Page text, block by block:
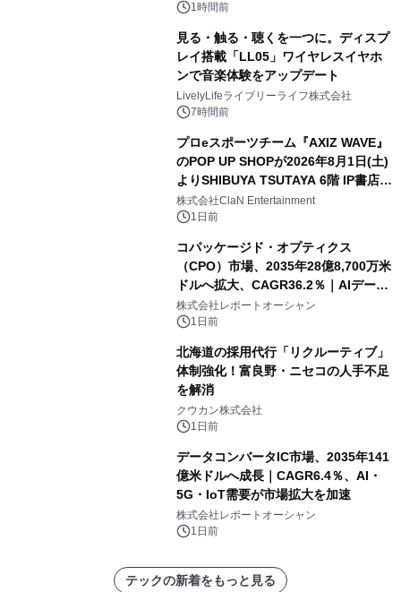
1時間前
見る・触る・聴くを一つに。ディスプ
レイ搭載「LL05」ワイヤレスイヤホ
ンで音楽体験をアップデート
LivelyLifeライブリーライフ株式会社
7時間前
プロeスポーツチーム『AXIZ WAVE』
のPOP UP SHOPが2026年8月1日(土)
よりSHIBUYA TSUTAYA 6階 IP書店で
開催決定！！
株式会社ClaN Entertainment
1日前
コパッケージド・オプティクス
（CPO）市場、2035年28億8,700万米
ドルへ拡大、CAGR36.2％｜AIデータ
センター・高速光通信需要が成長を加
速
株式会社レポートオーシャン
1日前
北海道の採用代行「リクルーティブ」
体制強化！富良野・ニセコの人手不足
を解消
クウカン株式会社
1日前
データコンバータIC市場、2035年141
億米ドルへ成長｜CAGR6.4％、AI・
5G・IoT需要が市場拡大を加速
株式会社レポートオーシャン
1日前
テックの新着をもっと見る